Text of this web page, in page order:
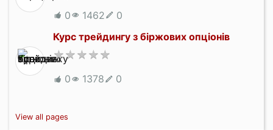
0 1462
0
Курс трейдингу з біржових опціонів
0 1378 0
View all pages